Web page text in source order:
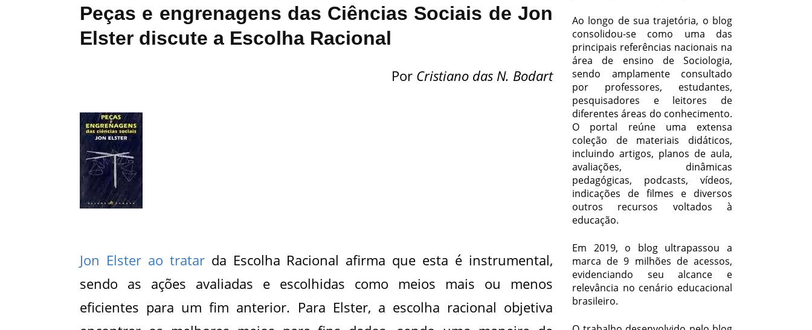
Peças e engrenagens das Ciências Sociais de Jon
Elster discute a Escolha Racional
Por Cristiano das N. Bodart
Jon Elster ao tratarda Escolha Racional afirma que esta é instrumental,
sendo as ações avaliadas e escolhidas como meios mais ou menos
eficientes para um fim anterior. Para Elster, a escolha racional objetiva
Ao longo de sua trajetória, o blog
consolidou-se como uma das
principais referências nacionais na
área de ensino de Sociologia,
sendo amplamente consultado
por professores, estudantes,
pesquisadores e leitores de
diferentes áreas do conhecimento.
O portal reúne uma extensa
coleção de materiais didáticos,
incluindo artigos, planos de aula,
avaliações, dinâmicas
pedagógicas, podcasts, vídeos,
indicações de filmes e diversos
outros recursos voltados à
educação.
Em 2019, o blog ultrapassou a
marca de 9 milhões de acessos,
evidenciando seu alcance e
relevância no cenário educacional
brasileiro.